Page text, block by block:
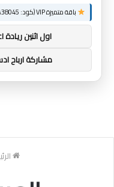
باقة متميزة VIP (كود: AA38045):
اول اثنين ريادة
مشاركة ارباح